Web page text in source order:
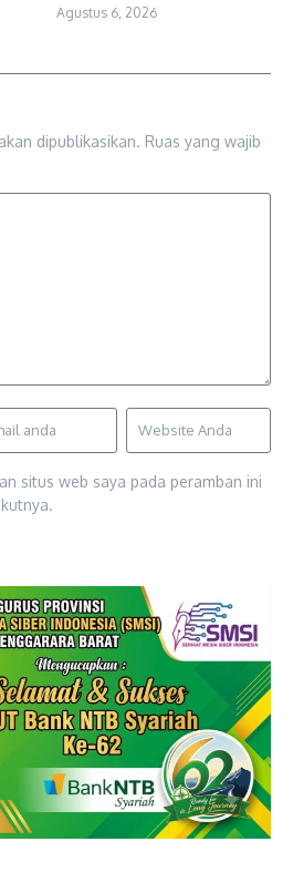
Agustus 6, 2026
dipublikasikan. Ruas yang wajib
situs web saya pada peramban ini